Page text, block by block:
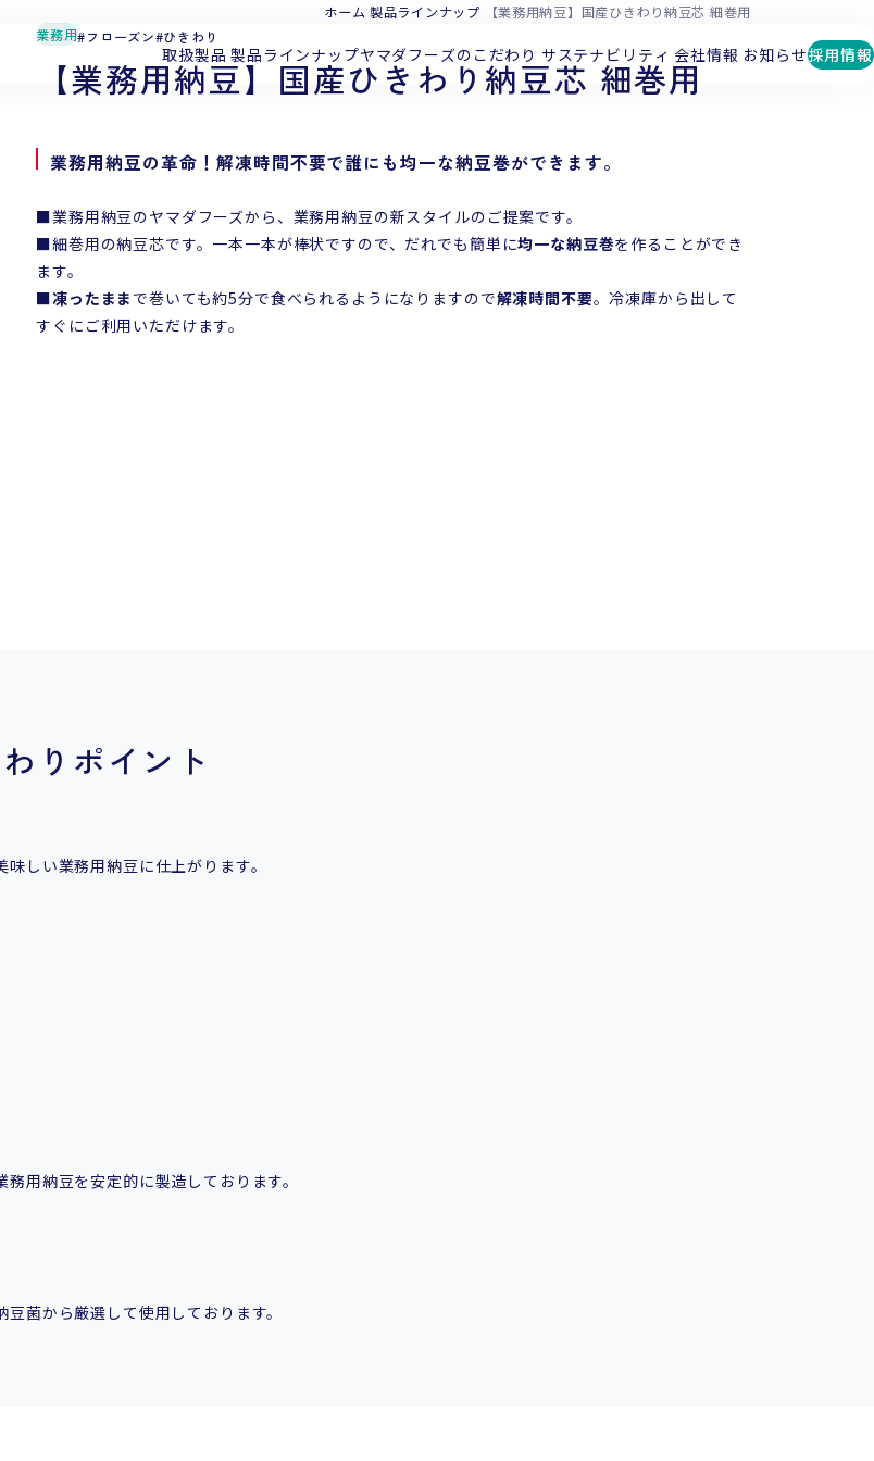
取扱製品 製品ラインナップヤマダフーズのこだわり サステナビリティ 会社情報 お知らせ採用情報
ホーム 製品ラインナップ
【業務用納豆】国産ひきわり納豆芯 細巻用
業務用 フローズン ひきわり
【業務用納豆】国産ひきわり納豆芯 細巻用
業務用納豆の革命！解凍時間不要で誰にも均一な納豆巻ができます。
■業務用納豆のヤマダフーズから、業務用納豆の新スタイルのご提案です。
■細巻用の納豆芯です。一本一本が棒状ですので、だれでも簡単に均一な納豆巻を作ることができ
ます。
■凍ったまま で巻いても約5分で食べられるようになりますので解凍時間不要。冷凍庫から出して
すぐにご利用いただけます。
りポイント
しい業務用納豆に仕上がります。
用納豆を安定的に製造しております。
菌から厳選して使用しております。